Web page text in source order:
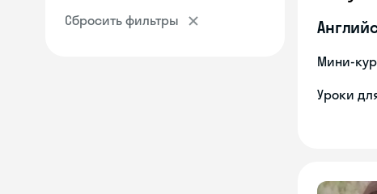
Сбросить фильтры
Мини-
Уроки